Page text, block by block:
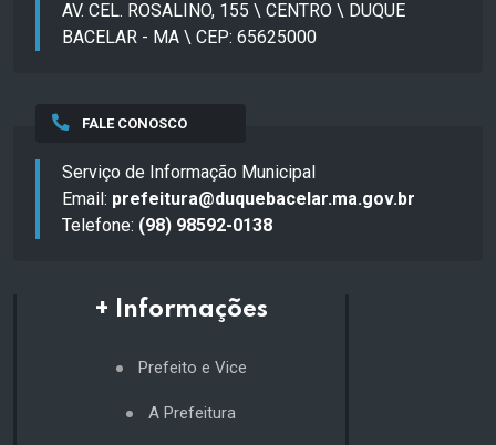
AV. CEL. ROSALINO, 155 \ CENTRO \ DUQUE
BACELAR - MA \ CEP: 65625000
FALE CONOSCO
Serviço de Informação Municipal
Email: prefeitura@duquebacelar.ma.gov.br
Telefone: (98) 98592-0138
+ Informações
Prefeito e Vice
A Prefeitura